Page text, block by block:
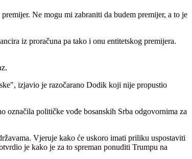
Ne mogu mi zabraniti da budem premijer, a to je
iz proračuna pa tako i onu entitetskog premijera.
izjavio je razočarano Dodik koji nije propustio
označila političke vođe bosanskih Srba odgovornima za
Vjeruje kako će uskoro imati priliku uspostaviti
je kako je za to spreman ponuditi Trumpu na